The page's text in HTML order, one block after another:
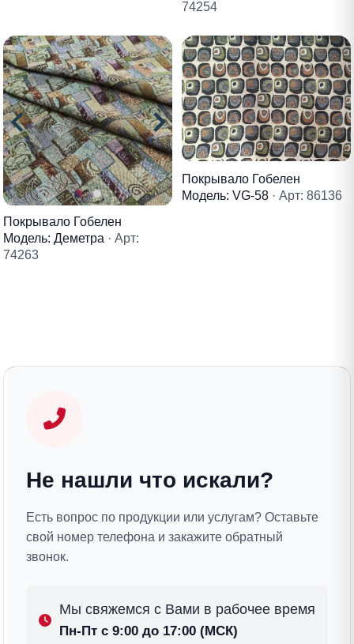
74254
Покрывало Гобелен
Модель: Деметра · Арт:
74263
Покрывало Гобелен
Модель: VG-58 · Арт: 86136
Не нашли что искали?
Есть вопрос по продукции или услугам? Оставьте
свой номер телефона и закажите обратный
звонок.
Мы свяжемся с Вами в рабочее время
Пн-Пт с 9:00 до 17:00 (МСК)